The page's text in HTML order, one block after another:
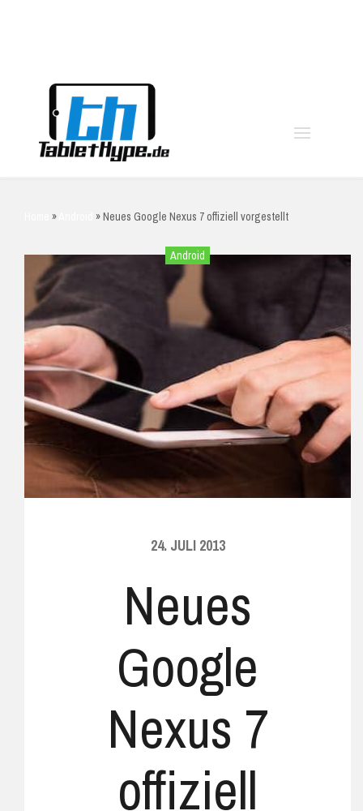
» »Neues Google Nexus 7 offiziell vorgestellt
Android
24. JULI 2013
Neues
Google
Nexus 7
offiziell